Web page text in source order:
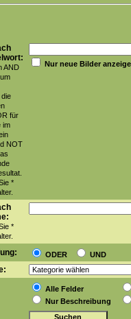
AND
die
für
im
NOT
*
Nur neue Bilder
*
ODER UND
Alle Felder
Nur Beschreibung